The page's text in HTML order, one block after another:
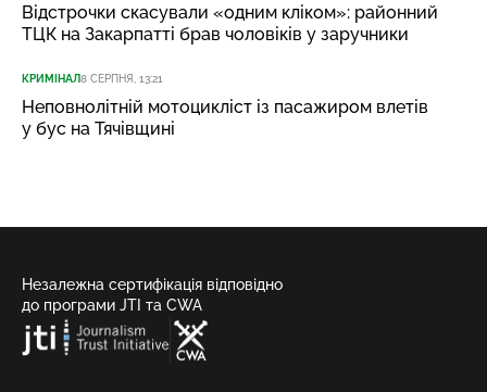
Відстрочки скасували «одним кліком»: районний
ТЦК на Закарпатті брав чоловіків у заручники
КРИМІНАЛ8 СЕРПНЯ, 13:21
Неповнолітній мотоцикліст із пасажиром влетів
у бус на Тячівщині
Незалежна сертифікація відповідно
до програми JTI та CWA